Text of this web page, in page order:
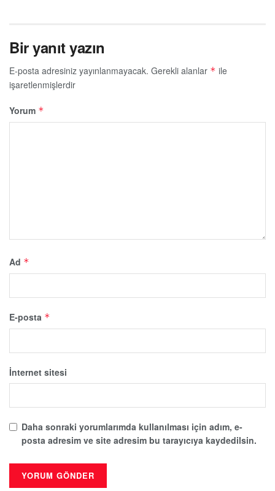
Bir yanıt yazın
E-posta adresiniz yayınlanmayacak. Gerekli alanlar * ile
işaretlenmişlerdir
Yorum *
Ad *
E-posta *
İnternet sitesi
Daha sonraki yorumlarımda kullanılması için adım, e-
posta adresim ve site adresim bu tarayıcıya kaydedilsin.